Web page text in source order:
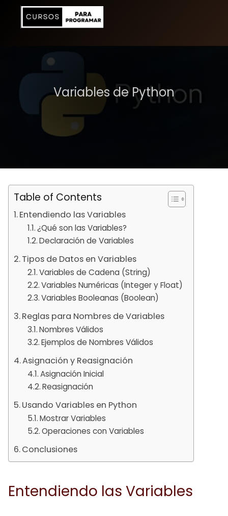
Variables de Python
Table of Contents
Entendiendo las Variables
¿Qué son las Variables?
Declaración de Variables
Tipos de Datos en Variables
Variables de Cadena (String)
Variables Numéricas (Integer y Float)
Variables Booleanas (Boolean)
Reglas para Nombres de Variables
Nombres Válidos
Ejemplos de Nombres Válidos
Asignación y Reasignación
Asignación Inicial
Reasignación
Usando Variables en Python
Mostrar Variables
Operaciones con Variables
Conclusiones
Entendiendo las Variables